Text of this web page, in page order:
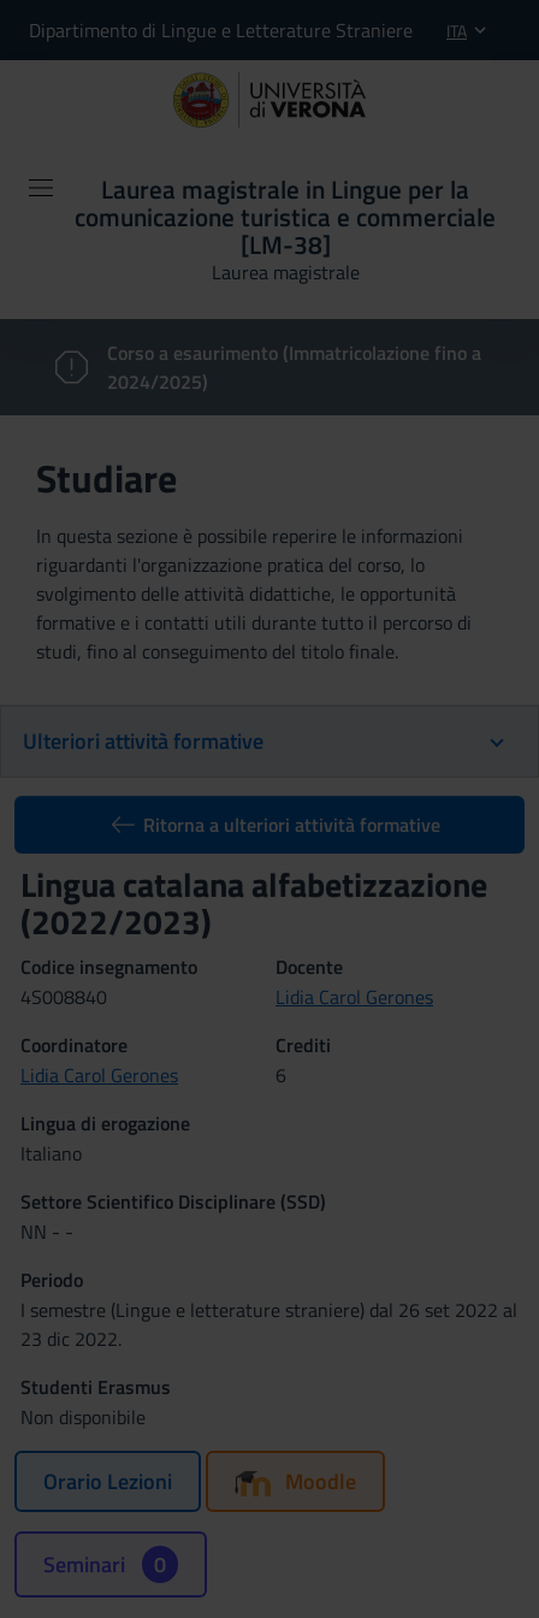
Dipartimento di Lingue e Letterature Straniere ITA
Laurea magistrale in Lingue per la
comunicazione turistica e commerciale
[LM-38]
Laurea magistrale
Corso a esaurimento (Immatricolazione fino a
2024/2025)
Studiare
In questa sezione è possibile reperire le informazioni
riguardanti l'organizzazione pratica del corso, lo
svolgimento delle attività didattiche, le opportunità
formative e i contatti utili durante tutto il percorso di
studi, fino al conseguimento del titolo finale.
Ulteriori attività formative
Ritorna a ulteriori attività formative
Lingua catalana alfabetizzazione
(2022/2023)
Codice insegnamento
4S008840
Docente
Lidia Carol Gerones
Coordinatore
Lidia Carol Gerones
Crediti
6
Lingua di erogazione
Italiano
Settore Scientifico Disciplinare (SSD)
NN - -
Periodo
I semestre (Lingue e letterature straniere) dal 26 set 2022 al
23 dic 2022.
Studenti Erasmus
Non disponibile
Orario Lezioni Moodle
Seminari 0